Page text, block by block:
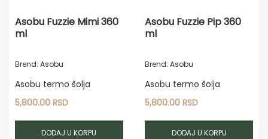
Asobu Fuzzie Mimi 360
ml
Brend: Asobu
Asobu termo šolja
5,800.00 RSD
DODAJ U KORPU
Asobu Fuzzie Pip 360
ml
Brend: Asobu
Asobu termo šolja
5,800.00RSD
DODAJ U KORPU